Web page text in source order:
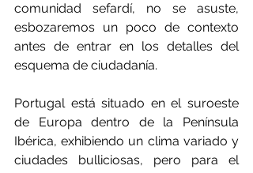
comunidad sefardí, no se asuste,
esbozaremos un poco de contexto
antes de entrar en los detalles del
esquema de ciudadanía.
Portugal está situado en el suroeste
de Europa dentro de la Península
Ibérica, exhibiendo un clima variado y
ciudades bulliciosas, pero para el